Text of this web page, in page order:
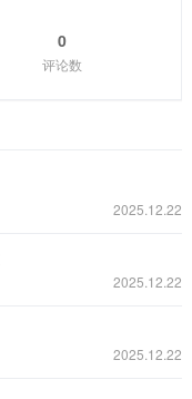
0
评论数
2025.12.22
2025.12.22
2025.12.22